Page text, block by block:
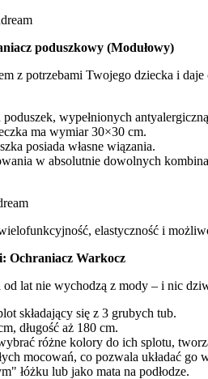
poduszkowy (Modułowy)
z potrzebami Twojego dziecka i
wypełnionych
ma wymiar 30×30 cm.
posiada własne wiązania.
w absolutnie dowolnych
elastyczność i
Ochraniacz Warkocz
lat nie wychodzą z mody – i nic
składający się z 3 grubych tub.
długość aż 180 cm.
różne kolory do ich splotu,
mocowań, co pozwala układać go
łóżku lub jako mata na podłodze.